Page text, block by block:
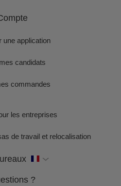
une application
candidats
commandes
les entreprises
de travail et relocalisation
?